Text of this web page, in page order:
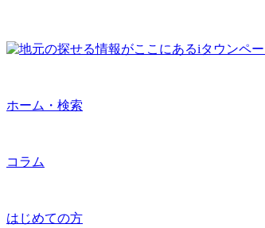
ホーム・検索
コラム
はじめての方